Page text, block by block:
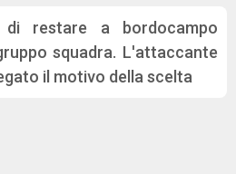
restare a bordocampo
squadra. L'attaccante
il motivo della scelta